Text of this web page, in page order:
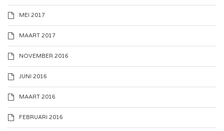
MEI 2017
MAART 2017
NOVEMBER 2016
JUNI 2016
MAART 2016
FEBRUARI 2016